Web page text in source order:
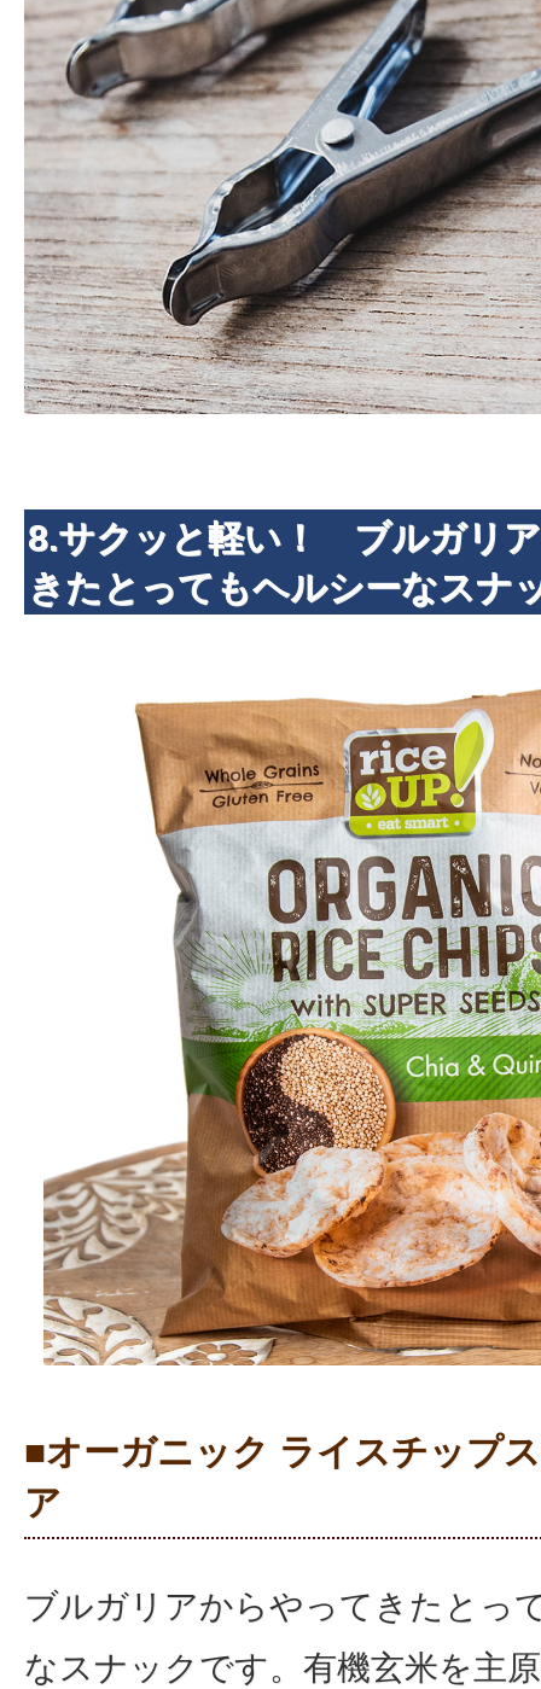
8.サクッと軽い！ ブルガリ
きたとってもヘルシーなスナ
■オーガニック ライスチップ
ア
ブルガリアからやってきたとっ
なスナックです。有機玄米を主